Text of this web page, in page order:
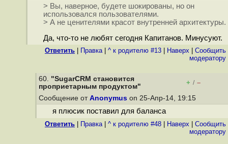
> Вы, наверное, будете шокированы, но он
использовался пользователями.
> А не ценителями красот внутренней архитектуры.
Да, что-то не любят сегодня Капитанов. Минусуют.
Ответить Правка| ^ к родителю #13 Наверх
Cообщить
модератору
60. "SugarCRM становится
проприетарным продуктом"
+ / –
Сообщение от Anonymus on 25-Апр-14, 19:15
я плюсик поставил для баланса
Ответить Правка| ^ к родителю #48 Наверх
Cообщить
модератору